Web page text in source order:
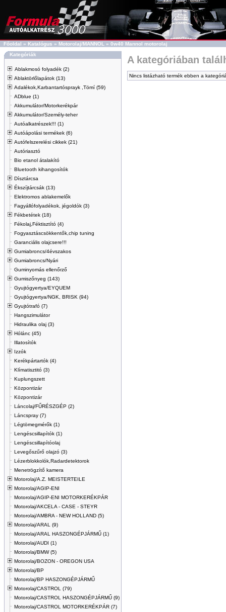
Főoldal » Katalógus » Motorolaj/MANNOL » 0w40 Mannol motorolaj
Kategóriák
Ablakmosó folyadék (2)
Ablaktörlőlapátok (13)
Adalékok,Karbantartósprayk ,Tömí (59)
ADblue (1)
Akkumulátor/Motorkerékpár
Akkumulátor/Személy-teher
Autóalkatrészek!!! (1)
Autóápolási termékek (6)
Autófelszerelési cikkek (21)
Autóriasztó
Bio etanol átalakító
Bluetooth kihangosítók
Dísztárcsa
Ékszíjtárcsák (13)
Elektromos ablakemelők
Fagyállófolyadékok, jégoldók (3)
Fékbetétek (18)
Fékolaj,Féktisztító (4)
Fogyasztáscsökkentők,chip tuning
Garanciális olajcsere!!!
Gumiabroncs/4évszakos
Gumiabroncs/Nyári
Guminyomás ellenőrző
Gumiszőnyeg (143)
Gyujtógyertya/EYQUEM
Gyujtógyertya/NGK, BRISK (94)
Gyujtótrafó (7)
Hangszimulátor
Hidraulika olaj (3)
Hólánc (45)
Illatosítók
Izzók
Kerékpártartók (4)
Klímatisztitó (3)
Kuplungszett
Központizár
Központizár
Láncolaj/FŰRÉSZGÉP (2)
Láncspray (7)
Légtömegmérők (1)
Lengéscsillapítók (1)
Lengéscsillapítóolaj
Levegőszűrő olajzó (3)
Lézerblokkolók,Radardetektorok
Menetrögzítő kamera
Motorolaj/A.Z. MEISTERTEILE
Motorolaj/AGIP-ENI
Motorolaj/AGIP-ENI MOTORKERÉKPÁR
Motorolaj/AKCELA - CASE - STEYR
Motorolaj/AMBRA - NEW HOLLAND (5)
Motorolaj/ARAL (9)
Motorolaj/ARAL HASZONGÉPJÁRMŰ (1)
Motorolaj/AUDI (1)
Motorolaj/BMW (5)
Motorolaj/BOZON - OREGON USA
Motorolaj/BP
Motorolaj/BP HASZONGÉPJÁRMŰ
Motorolaj/CASTROL (79)
Motorolaj/CASTROL HASZONGÉPJÁRMŰ (9)
Motorolaj/CASTROL MOTORKERÉKPÁR (7)
A kategóriában
Nincs listázható termék ebben a